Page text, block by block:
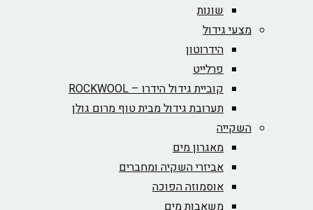
שונות
מצעי גידול
הידרוטון
פרלייט
קוביית גידול הידרו – ROCKWOOL‏
תערובת גידול מבית טוף מרום גולן
השקייה
מאגרון מים
אביזרי השקיה ומחברים
אוסמוזה הפוכה
משאבות מים